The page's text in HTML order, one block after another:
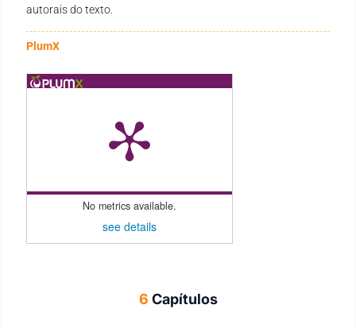
autorais do texto.
PlumX
No metrics available.
see details
6 Capítulos